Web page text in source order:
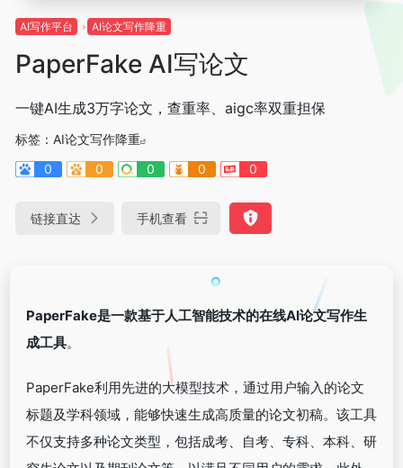
AI写作平台 AI论文写作降重
PaperFake AI写论文
一键AI生成3万字论文，查重率、aigc率双重担保
标签： AI论文写作降重
0
0 0 0 0
链接直达 手机查看
PaperFake是一款基于人工智能技术的在线AI论文写作生
成工具。
PaperFake利用先进的大模型技术，通过用户输入的论文
标题及学科领域，能够快速生成高质量的论文初稿。该工具
不仅支持多种论文类型，包括成考、自考、专科、本科、研